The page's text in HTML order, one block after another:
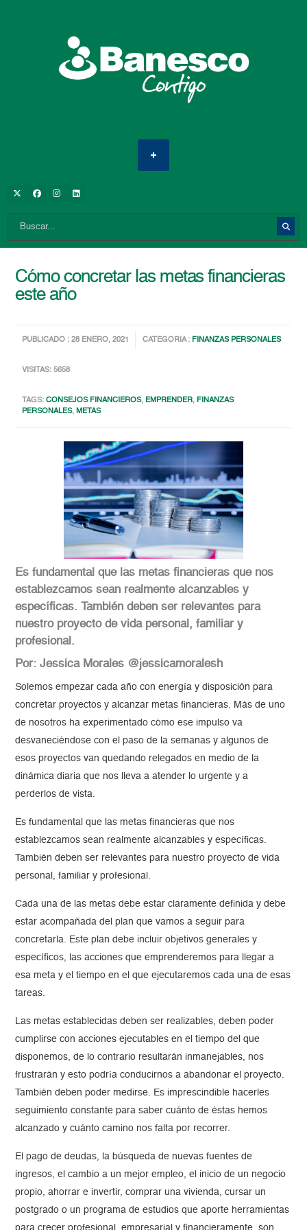
Cómo concretar las metas financieras
este año
PUBLICADO : 28 ENERO, 2021 CATEGORIA : FINANZAS PERSONALES
VISITAS: 5658
TAGS:CONSEJOS FINANCIEROS, EMPRENDER, FINANZAS
PERSONALES,METAS
Es fundamental que las metas financieras que nos
establezcamos sean realmente alcanzables y
específicas. También deben ser relevantes para
nuestro proyecto de vida personal, familiar y
profesional.
Por: Jessica Morales @jessicamoralesh
Solemos empezar cada año con energía y disposición para
concretar proyectos y alcanzar metas financieras. Más de uno
de nosotros ha experimentado cómo ese impulso va
desvaneciéndose con el paso de la semanas y algunos de
esos proyectos van quedando relegados en medio de la
dinámica diaria que nos lleva a atender lo urgente y a
perderlos de vista.
Es fundamental que las metas financieras que nos
establezcamos sean realmente alcanzables y específicas.
También deben ser relevantes para nuestro proyecto de vida
personal, familiar y profesional.
Cada una de las metas debe estar claramente definida y debe
estar acompañada del plan que vamos a seguir para
concretarla. Este plan debe incluir objetivos generales y
específicos, las acciones que emprenderemos para llegar a
esa meta y el tiempo en el que ejecutaremos cada una de esas
tareas.
Las metas establecidas deben ser realizables, deben poder
cumplirse con acciones ejecutables en el tiempo del que
disponemos, de lo contrario resultarán inmanejables, nos
frustrarán y esto podría conducirnos a abandonar el proyecto.
También deben poder medirse. Es imprescindible hacerles
seguimiento constante para saber cuánto de éstas hemos
alcanzado y cuánto camino nos falta por recorrer.
El pago de deudas, la búsqueda de nuevas fuentes de
ingresos, el cambio a un mejor empleo, el inicio de un negocio
propio, ahorrar e invertir, comprar una vivienda, cursar un
postgrado o un programa de estudios que aporte herramientas
para crecer profesional, empresarial y financieramente, son